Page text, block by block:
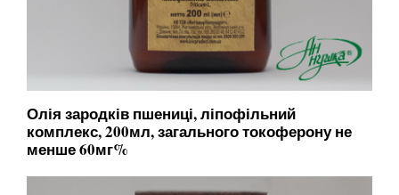
Олія зародків пшениці, ліпофільний
комплекс, 200мл, загального токоферону не
менше 60мг%